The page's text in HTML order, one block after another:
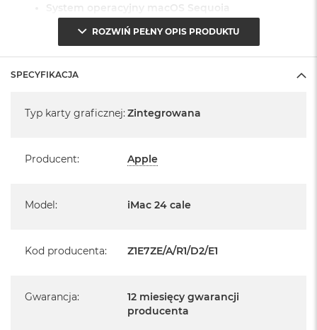
System operacyjny macOS Sequoia
- lub nowszy, z darmową aktualizacją.
iMac jest nowy
Posiada pełną, 12 miesięczną gwarancję
Realizowaną w każdym autoryzowanym punkcie
Szczegółowe informacje na ten temat uzyskają Państwo
ROZWIŃ PEŁNY OPIS PRODUKTU
SPECYFIKACJA
Typ karty graficznej: Zintegrowana
Producent: Apple
Model: iMac 24 cale
Kod producenta: Z1E7ZE/A/R1/D2/E1
Gwarancja:
12 miesięcy gwarancji
producenta